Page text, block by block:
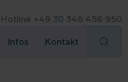
Hotline +49 30 346 456 950
Infos Kontakt